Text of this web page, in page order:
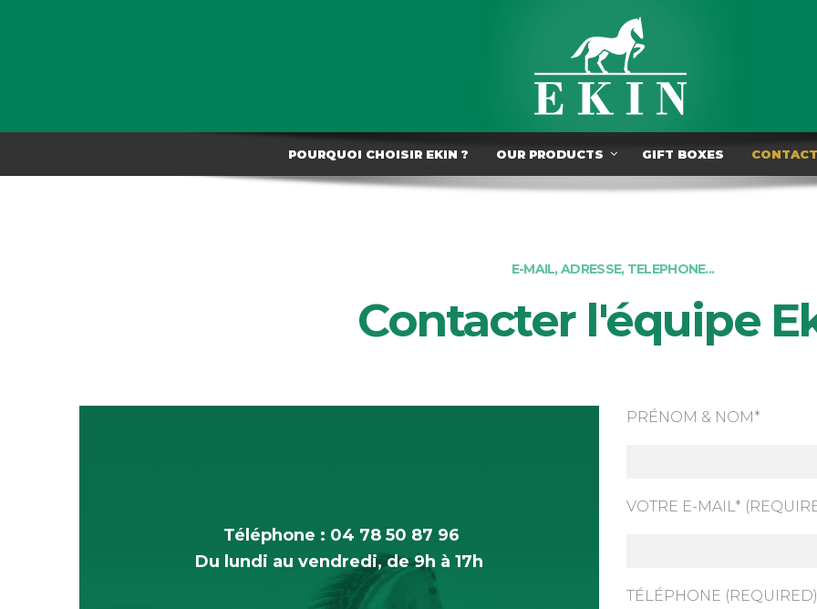
POURQUOI CHOISIR EKIN ? OUR PRODUCTS GIFT BOXES CONTACT
E-MAIL, ADRESSE, TELEPHONE...
Contacter l'équipe
Téléphone : 04 78 50 87 96
Du lundi au vendredi, de 9h à 17h
PRÉNOM & NOM*
VOTRE E-MAIL*
TÉLÉPHONE (REQUIRED)